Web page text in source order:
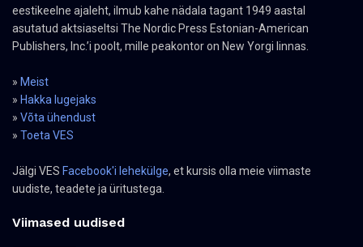
eestikeelne ajaleht, ilmub kahe nädala tagant 1949 aastal
asutatud aktsiaseltsi The Nordic Press Estonian-American
Publishers, Inc.’i poolt, mille peakontor on New Yorgi linnas.
» Meist
» Hakka lugejaks
» Võta ühendust
» Toeta VES
Jälgi VES Facebook'i lehekülge, et kursis olla meie viimaste
uudiste, teadete ja üritustega.
Viimased uudised